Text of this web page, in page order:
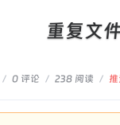
重复文
/ 0 评论 / 238 阅读 /